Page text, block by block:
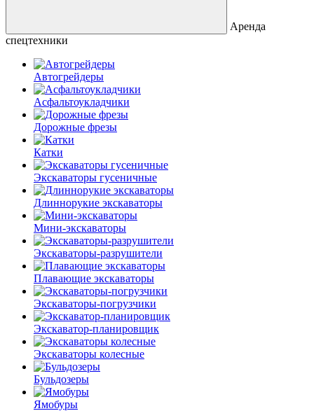
Аренда
спецтехники
Автогрейдеры
Асфальто­укладчики
Дорожные фрезы
Катки
Экскаваторы гусеничные
Длиннорукие экскаваторы
Мини-экскаваторы
Экскаваторы-разрушители
Плавающие экскаваторы
Экскаваторы-погрузчики
Экскаватор-планировщик
Экскаваторы колесные
Бульдозеры
Ямобуры